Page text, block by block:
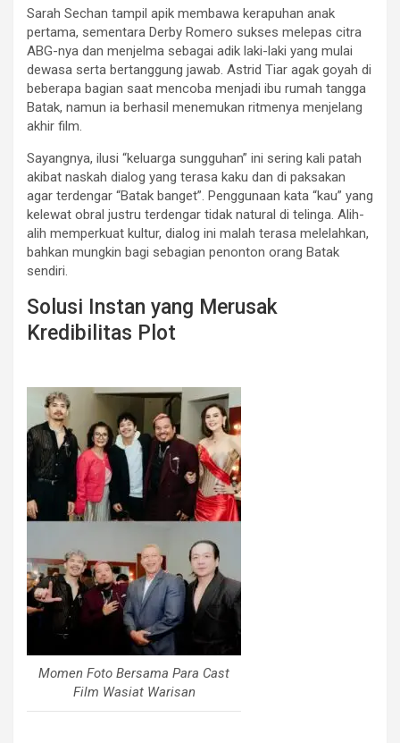
Sarah Sechan tampil apik membawa kerapuhan anak
pertama, sementara Derby Romero sukses melepas citra
ABG-nya dan menjelma sebagai adik laki-laki yang mulai
dewasa serta bertanggung jawab. Astrid Tiar agak goyah di
beberapa bagian saat mencoba menjadi ibu rumah tangga
Batak, namun ia berhasil menemukan ritmenya menjelang
akhir film.
Sayangnya, ilusi “keluarga sungguhan” ini sering kali patah
akibat naskah dialog yang terasa kaku dan di paksakan
agar terdengar “Batak banget”. Penggunaan kata “kau” yang
kelewat obral justru terdengar tidak natural di telinga. Alih-
alih memperkuat kultur, dialog ini malah terasa melelahkan,
bahkan mungkin bagi sebagian penonton orang Batak
sendiri.
Solusi Instan yang Merusak
Kredibilitas Plot
Momen Foto Bersama Para Cast
Film Wasiat Warisan